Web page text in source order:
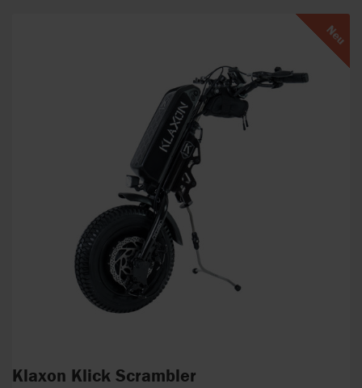
Neu
Klaxon Klick Scrambler